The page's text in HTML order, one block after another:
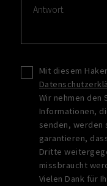
Mit diesem
Wir nehmen den
Informationen,
senden, werden
garantieren,
Dritte
missbraucht
Vielen Dank für